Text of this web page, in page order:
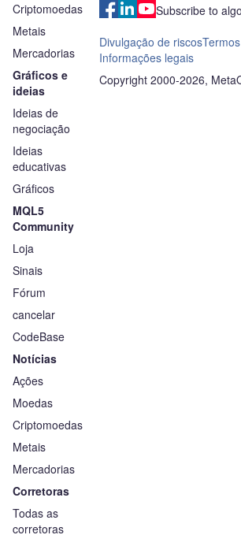
Criptomoedas
Metais
Mercadorias
Gráficos e
ideias
Ideias de
negociação
Ideias
educativas
Gráficos
MQL5
Community
Loja
Sinais
Fórum
cancelar
CodeBase
Notícias
Ações
Moedas
Criptomoedas
Metais
Mercadorias
Corretoras
Todas as
corretoras
Subscribe to
Divulgação de riscos
Informações legais
Copyright 2000-2026,